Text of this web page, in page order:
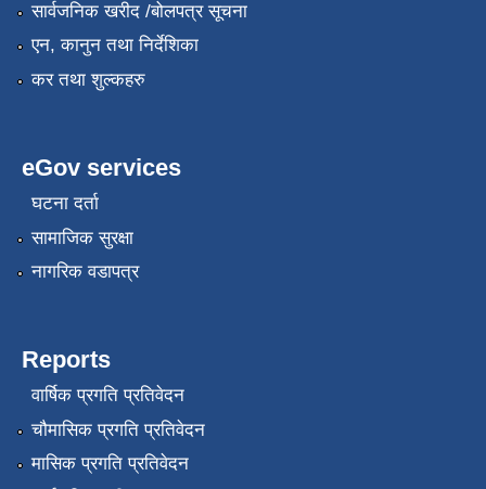
सार्वजनिक खरीद /बोलपत्र सूचना
एन, कानुन तथा निर्देशिका
कर तथा शुल्कहरु
eGov services
घटना दर्ता
सामाजिक सुरक्षा
नागरिक वडापत्र
Reports
वार्षिक प्रगति प्रतिवेदन
चौमासिक प्रगति प्रतिवेदन
मासिक प्रगति प्रतिवेदन